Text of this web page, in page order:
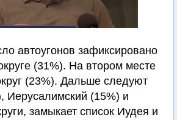
автоугонов зафиксировано
(31%). На втором месте
(23%). Дальше следуют
Иерусалимский (15%) и
замыкает список Иудея и